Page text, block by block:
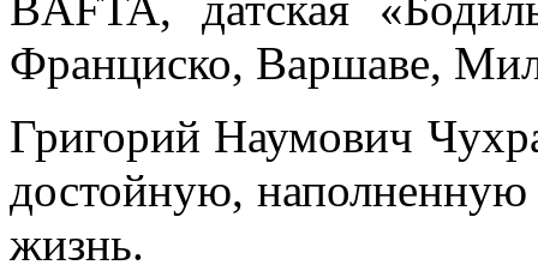
Франциско, Варшаве,
Григорий Наумович
достойную,
жизнь.